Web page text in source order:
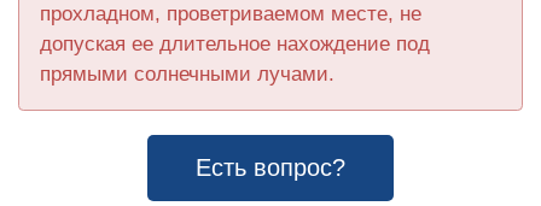
прохладном, проветриваемом месте, не
допуская ее длительное нахождение под
прямыми солнечными лучами.
Есть вопрос?